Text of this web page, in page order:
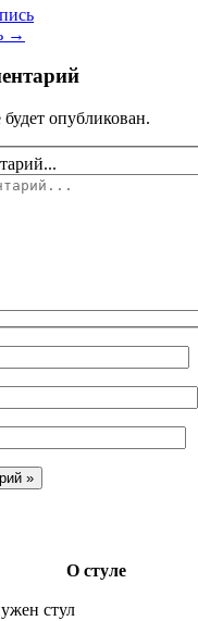
→
опубликован.
О стуле
стул